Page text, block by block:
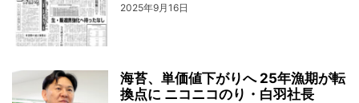
2025年9月16日
海苔、単価値下がりへ 25年漁期が転
換点に ニコニコのり・白羽社長